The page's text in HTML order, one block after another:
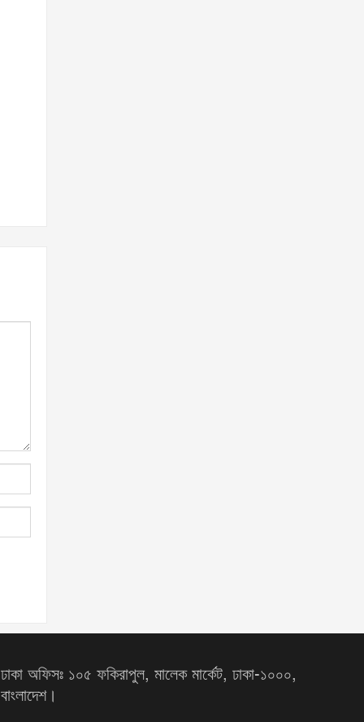
ঢাকা অফিসঃ ১০৫ ফকিরাপুল, মালেক মার্কেট, ঢাকা-১০০০,
বাংলাদেশ।